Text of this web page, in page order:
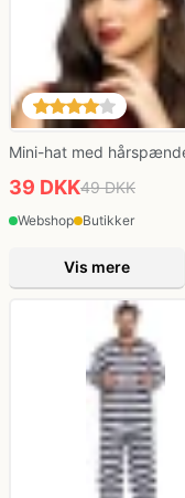
Mini-hat med
39 DKK49 DKK
Webshop Butikker
Vis mere